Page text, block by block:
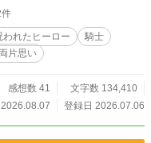
、広いお心でお読みくださ
お求めの方には物足りないと
われたヒーロー
騎士
両片思い
感想数 41
文字数 134,410
登録日 2026.07.06